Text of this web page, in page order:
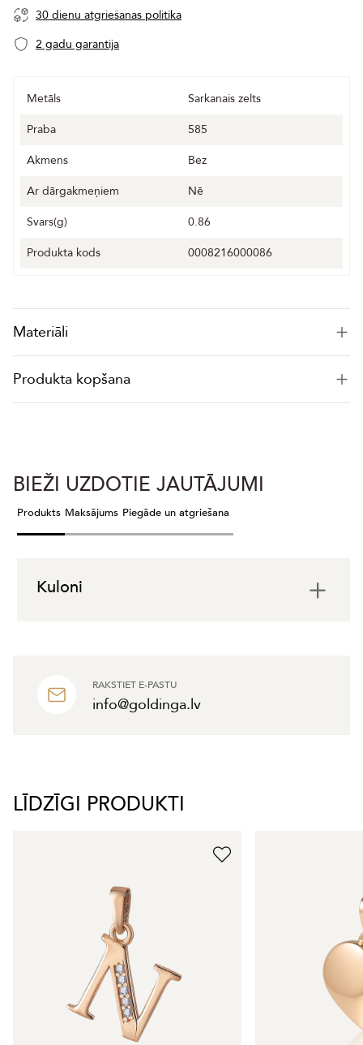
30 dienu atgriešanas politika
2 gadu garantija
Metāls
Sarkanais zelts
Praba
585
Akmens
Bez
Ar dārgakmeņiem
Nē
Svars(g)
0.86
Produkta kods
0008216000086
Materiāli
Produkta kopšana
RAKSTIET E-PASTU
info@goldinga.lv
BIEŽI UZDOTIE JAUTĀJUMI
Produkts Maksājums Piegāde un atgriešana
Kuloni
LĪDZĪGI PRODUKTI